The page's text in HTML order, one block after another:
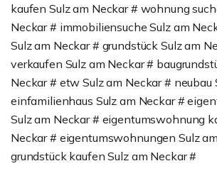
kaufen Sulz am Neckar # wohnung
Neckar # immobiliensuche Sulz am
Sulz am Neckar # grundstück Sulz am
verkaufen Sulz am Neckar #
Neckar # etw Sulz am Neckar # neubau
einfamilienhaus Sulz am Neckar #
Sulz am Neckar # eigentumswohnung
Neckar # eigentumswohnungen Sulz
grundstück kaufen Sulz am Neckar #